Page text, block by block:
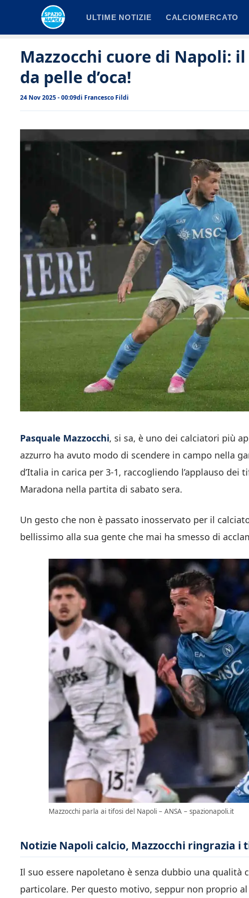
ULTIME NOTIZIE CALCIOMERCATO
Mazzocchi cuore di Napoli:
da pelle d’oca!
24 Nov 2025 - 00:09di Francesco Fildi
Pasquale Mazzocchi, si sa, è uno dei calciatori più
azzurro ha avuto modo di scendere in campo nella
d’Italia in carica per 3-1, raccogliendo l’applauso
Maradona nella partita di sabato sera.
Un gesto che non è passato inosservato per il
bellissimo alla sua gente che mai ha smesso di
Mazzocchi parla ai tifosi del Napoli – ANSA – spazionapoli.it
Notizie Napoli calcio, Mazzocchi ringrazia i
Il suo essere napoletano è senza dubbio una
particolare. Per questo motivo, seppur non proprio